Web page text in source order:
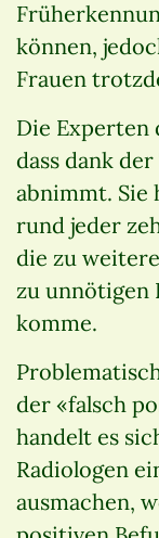
können,
Frauen
Die Experten
dass dank
abnimmt. Sie
rund jeder
die zu
zu unnötigen
komme.
der «falsch
handelt es
Radiologen
ausmachen,